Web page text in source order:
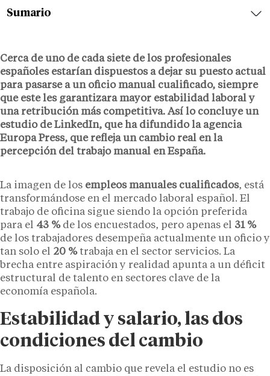
Cerca de uno de cada siete de los profesionales
españoles estarían dispuestos a dejar su puesto actual
para pasarse a un oficio manual cualificado, siempre
que este les garantizara mayor estabilidad laboral y
una retribución más competitiva. Así lo concluye un
estudio de LinkedIn, que ha difundido la agencia
Europa Press, que refleja un cambio real en la
percepción del trabajo manual en España.
La imagen de los empleos manuales cualificados, está
transformándose en el mercado laboral español. El
trabajo de oficina sigue siendo la opción preferida
para el 43 %de los encuestados, pero apenas el 31 %
de los trabajadores desempeña actualmente un oficio y
tan solo el 20 %trabaja en el sector servicios. La
brecha entre aspiración y realidad apunta a un déficit
estructural de talento en sectores clave de la
economía española.
Estabilidad y salario, las dos
condiciones del cambio
La disposición al cambio que revela el estudio no es
Sumario